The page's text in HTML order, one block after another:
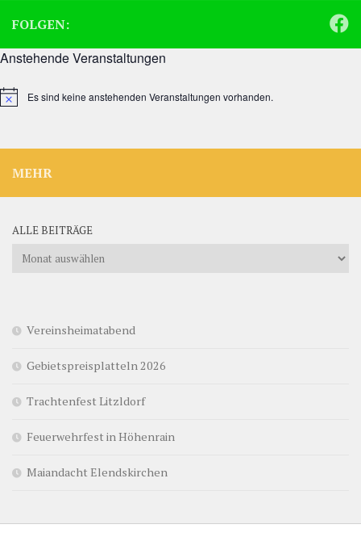
FOLGEN:
Anstehende Veranstaltungen
HinweisEs sind keine anstehenden Veranstaltungen vorhanden.
MEHR
ALLE BEITRÄGE
Alle
Vereinsheimatabend
Gebietspreisplatteln 2026
Trachtenfest Litzldorf
Feuerwehrfest in Höhenrain
Maiandacht Elendskirchen